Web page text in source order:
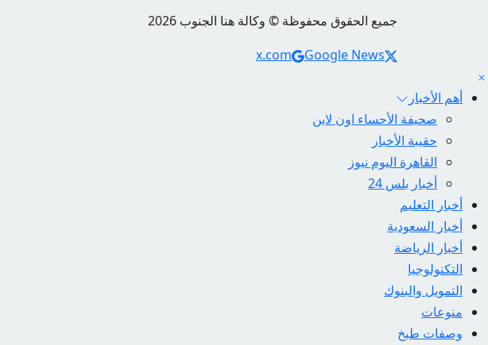
جميع الحقوق محفوظة © وكالة هنا الجنوب 2026
Social Links
x.com Google News
أهم الأخبار
صحيفة الأحساء اون لاين
حقيبة الأخبار
القاهرة اليوم نيوز
أخبار بلس 24
أخبار التعليم
أخبار السعودية
أخبار الرياضة
التكنولوجيا
التمويل والبنوك
منوعات
وصفات طبخ